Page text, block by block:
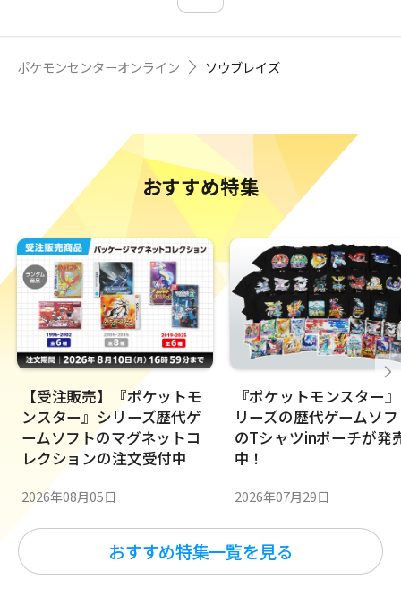
ポケモンセンターオンライン ソウブレイズ
おすすめ特集
【受注販売】『ポケットモ
ンスター』シリーズ歴代ゲ
ームソフトのマグネットコ
レクションの注文受付中
2026年08月05日
『ポケットモンスター
リーズの歴代ゲームソ
のTシャツinポーチが発
中！
2026年07月29日
おすすめ特集一覧を見る